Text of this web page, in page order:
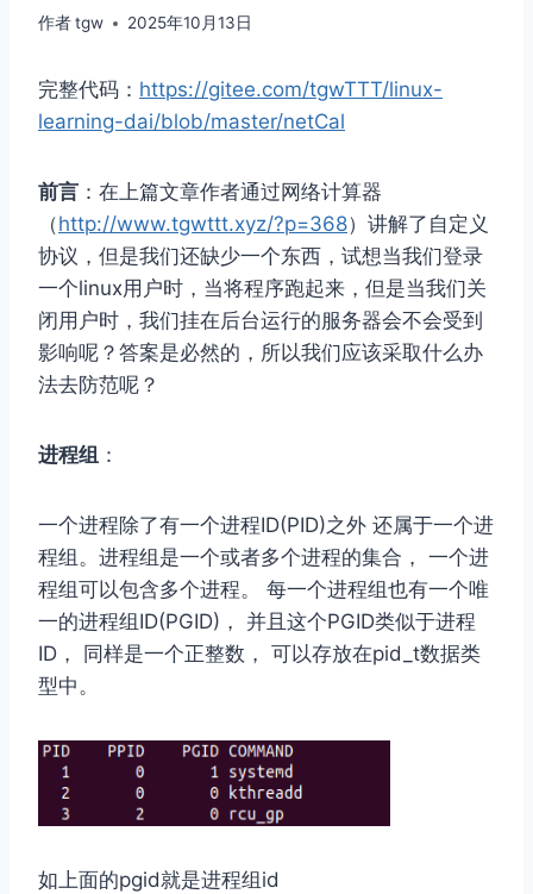
作者tgw 2025年10月13日
完整代码： https://gitee.com/tgwTTT/linux-
learning-dai/blob/master/netCal
前言 ：在上篇文章作者通过网络计算器
（http://www.tgwttt.xyz/?p=368）讲解了自定义
协议，但是我们还缺少一个东西，试想当我们登录
一个linux用户时，当将程序跑起来，但是当我们关
闭用户时，我们挂在后台运行的服务器会不会受到
影响呢？答案是必然的，所以我们应该采取什么办
法去防范呢？
进程组 ：
⼀个进程除了有⼀个进程ID(PID)之外 还属于⼀个进
程组。进程组是⼀个或者多个进程的集合， ⼀个进
程组可以包含多个进程。 每⼀个进程组也有⼀个唯
⼀的进程组ID(PGID)， 并且这个PGID类似于进程
ID， 同样是⼀个正整数， 可以存放在pid_t数据类
型中。
如上面的pgid就是进程组id